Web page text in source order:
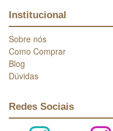
Institucional
Sobre nós
Como Comprar
Blog
Dúvidas
Redes Sociais